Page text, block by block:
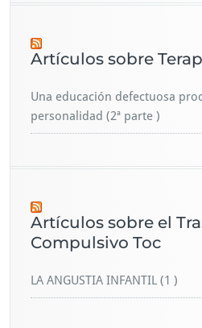
Artículos sobre
Una educación defectuosa
personalidad (2ª parte )
Artículos sobre el
Compulsivo Toc
LA ANGUSTIA INFANTIL (1 )